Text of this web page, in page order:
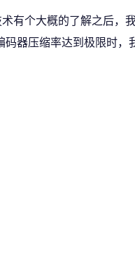
有个大概的了解之后，
码器压缩率达到极限时